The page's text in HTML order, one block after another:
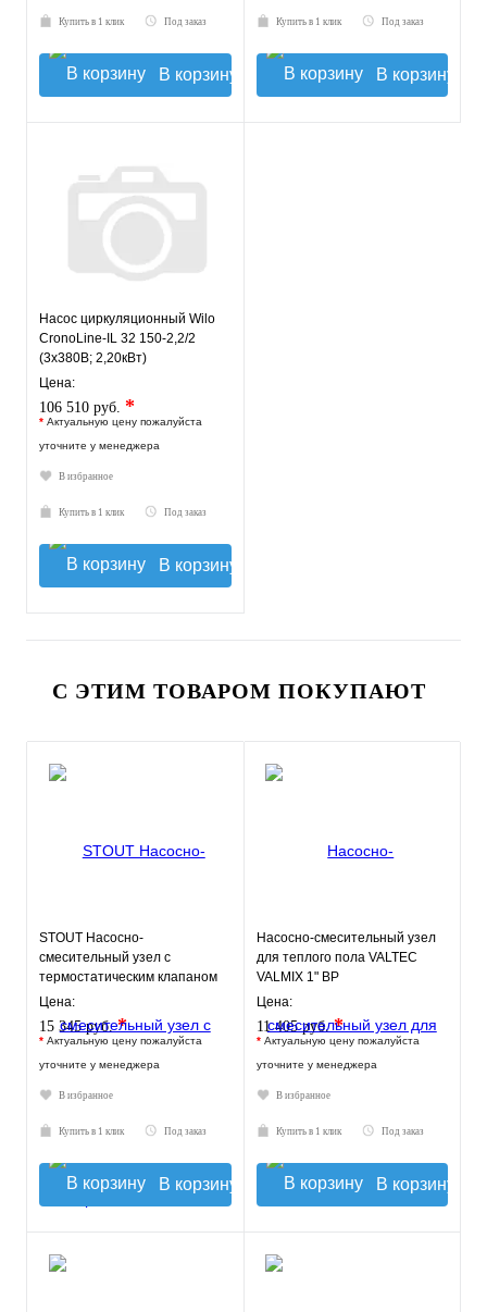
Купить в 1 клик Под заказ
В корзину
Купить в 1 клик Под заказ
В корзину
Насос циркуляционный Wilo
CronoLine-IL 32 150-2,2/2
(3х380В; 2,20кВт)
Цена:
106 510 руб. *
* Актуальную цену пожалуйста
уточните у менеджера
В избранное
Купить в 1 клик Под заказ
В корзину
С ЭТИМ ТОВАРОМ ПОКУПАЮТ
STOUT Насосно-
смесительный узел с
термостатическим клапаном
20-43°C, с насосом UPSO
Цена:
15 345 руб.*
* Актуальную цену пожалуйста
уточните у менеджера
В избранное
Купить в 1 клик Под заказ
В корзину
Насосно-смесительный узел
для теплого пола VALTEC
VALMIX 1" ВР
Цена:
11 405 руб.*
* Актуальную цену пожалуйста
уточните у менеджера
В избранное
Купить в 1 клик Под заказ
В корзину